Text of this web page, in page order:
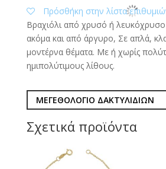
Πρόσθήκη στην λίστα
Βραχιόλι από χρυσό ή
ακόμα και από άργυρο, Σε απλά,
μοντέρνα θέματα. Με ή χωρίς
ημιπολύτιμους λίθους.
ΜΕΓΕΘΟΛΟΓΙΟ ΔΑΚΤΥΛΙΔΙΩΝ
Σχετικά προϊόντα